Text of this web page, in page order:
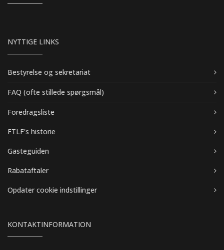
NYTTIGE LINKS
Bestyrelse og sekretariat
FAQ (ofte stillede spørgsmål)
Foredragsliste
FTLF's historie
Gasteguiden
Rabataftaler
Opdater cookie indstillinger
KONTAKTINFORMATION